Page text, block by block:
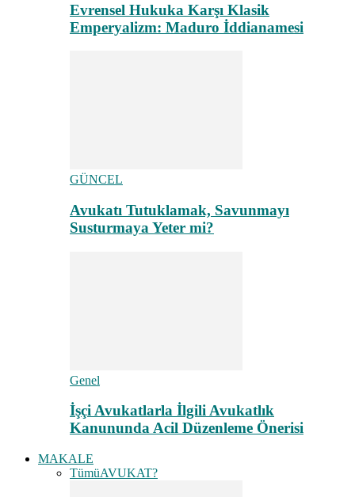
Evrensel Hukuka Karşı Klasik
Emperyalizm: Maduro İddianamesi
GÜNCEL
Avukatı Tutuklamak, Savunmayı
Susturmaya Yeter mi?
Genel
İşçi Avukatlarla İlgili Avukatlık
Kanununda Acil Düzenleme Önerisi
MAKALE
TümüAVUKAT?